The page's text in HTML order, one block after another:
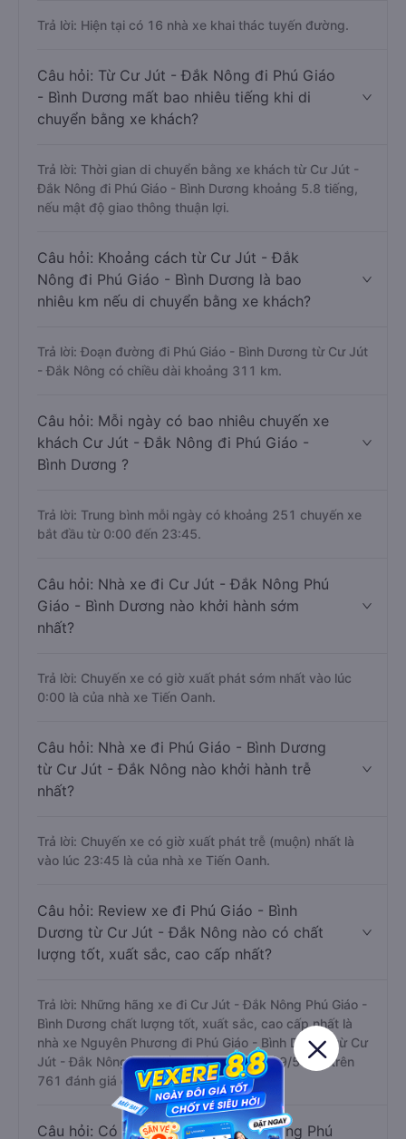
Trả lời: Hiện tại có 16 nhà xe khai thác tuyến đường.
Câu hỏi: Từ Cư Jút - Đắk Nông đi Phú Giáo
- Bình Dương mất bao nhiêu tiếng khi di
chuyển bằng xe khách?
Trả lời: Thời gian di chuyển bằng xe khách từ Cư Jút -
Đắk Nông đi Phú Giáo - Bình Dương khoảng 5.8 tiếng,
nếu mật độ giao thông thuận lợi.
Câu hỏi: Khoảng cách từ Cư Jút - Đắk
Nông đi Phú Giáo - Bình Dương là bao
nhiêu km nếu di chuyển bằng xe khách?
Trả lời: Đoạn đường đi Phú Giáo - Bình Dương từ Cư Jút
- Đắk Nông có chiều dài khoảng 311 km.
Câu hỏi: Mỗi ngày có bao nhiêu chuyến xe
khách Cư Jút - Đắk Nông đi Phú Giáo -
Bình Dương ?
Trả lời: Trung bình mỗi ngày có khoảng 251 chuyến xe
bắt đầu từ 0:00 đến 23:45.
Câu hỏi: Nhà xe đi Cư Jút - Đắk Nông Phú
Giáo - Bình Dương nào khởi hành sớm
nhất?
Trả lời: Chuyến xe có giờ xuất phát sớm nhất vào lúc
0:00 là của nhà xe Tiến Oanh.
Câu hỏi: Nhà xe đi Phú Giáo - Bình Dương
từ Cư Jút - Đắk Nông nào khởi hành trễ
nhất?
Trả lời: Chuyến xe có giờ xuất phát trễ (muộn) nhất là
vào lúc 23:45 là của nhà xe Tiến Oanh.
Câu hỏi: Review xe đi Phú Giáo - Bình
Dương từ Cư Jút - Đắk Nông nào có chất
lượng tốt, xuất sắc, cao cấp nhất?
Trả lời: Những hãng xe đi Cư Jút - Đắk Nông Phú Giáo -
Bình Dương chất lượng tốt, xuất sắc, cao cấp nhất là
nhà xe Nguyên Phương đi Phú Giáo - Bình Dương từ Cư
Jút - Đắk Nông với điểm chất lượng là 4.9/5 dựa trên
761 đánh giá của khách hàng).
Câu hỏi: Có loại xe Cư Jút - Đắk Nông Phú